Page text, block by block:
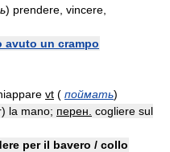
) prendere, vincere,
avuto un crampo
vt ( поймать)
la mano; перен. cogliere sul
per il bavero / collo